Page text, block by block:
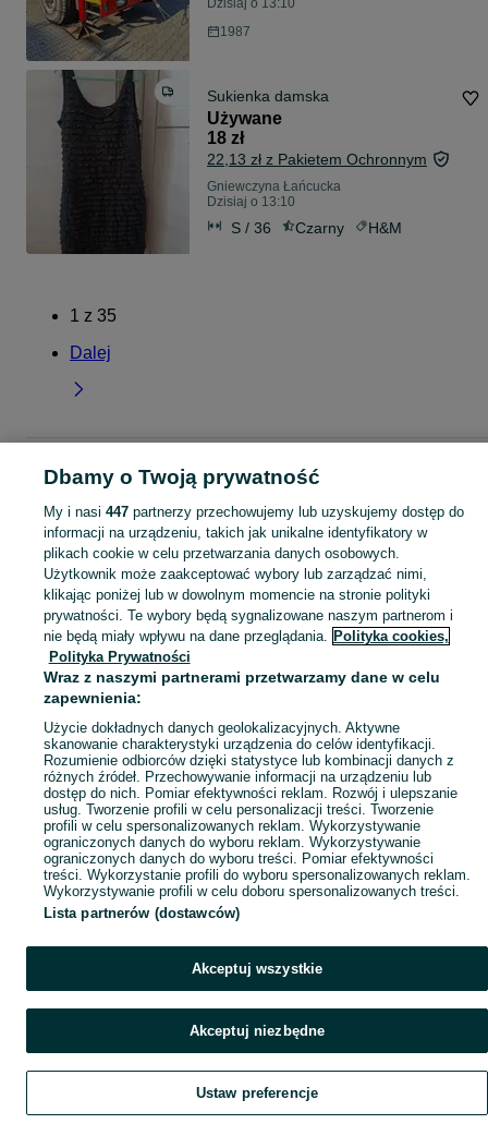
Dzisiaj o 13:10
1987
Sukienka damska
Używane
18 zł
22,13 zł z Pakietem Ochronnym
Gniewczyna Łańcucka
Dzisiaj o 13:10
S / 36 Czarny H&M
1 z 35
Dalej
Strona główna Podkarpackie Gniewczyna Łańcucka
KATEGORIA
Skorzystaj z największego serwisu ogłoszeniowego - Gniewczyna Łańcucka i okolice! Kupuj to, czego pragniesz i sprzedawaj to, czego już nie potrzebujesz! Zobacz
Mapa kategorii
Mapa miejscowości
Mapa ministron
Szukaj Obserwujesz Dodaj Czat Konto
Dbamy o Twoją prywatność
My i nasi 447partnerzy przechowujemy lub uzyskujemy dostęp do
informacji na urządzeniu, takich jak unikalne identyfikatory w
plikach cookie w celu przetwarzania danych osobowych.
Użytkownik może zaakceptować wybory lub zarządzać nimi,
klikając poniżej lub w dowolnym momencie na stronie polityki
prywatności. Te wybory będą sygnalizowane naszym partnerom i
nie będą miały wpływu na dane przeglądania. Polityka cookies,
Polityka Prywatności
Wraz z naszymi partnerami przetwarzamy dane w celu
zapewnienia:
Użycie dokładnych danych geolokalizacyjnych. Aktywne
skanowanie charakterystyki urządzenia do celów identyfikacji.
Rozumienie odbiorców dzięki statystyce lub kombinacji danych z
różnych źródeł. Przechowywanie informacji na urządzeniu lub
dostęp do nich. Pomiar efektywności reklam. Rozwój i ulepszanie
usług. Tworzenie profili w celu personalizacji treści. Tworzenie
profili w celu spersonalizowanych reklam. Wykorzystywanie
ograniczonych danych do wyboru reklam. Wykorzystywanie
ograniczonych danych do wyboru treści. Pomiar efektywności
treści. Wykorzystanie profili do wyboru spersonalizowanych reklam.
Wykorzystywanie profili w celu doboru spersonalizowanych treści.
Lista partnerów (dostawców)
Akceptuj wszystkie
Akceptuj niezbędne
Ustaw preferencje